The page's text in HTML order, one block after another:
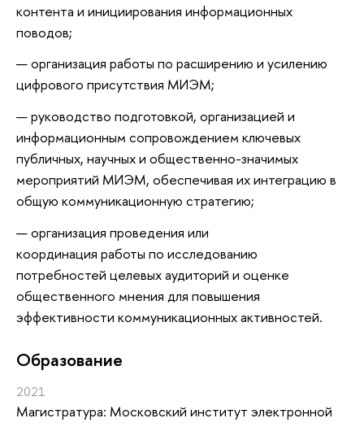
контента и инициирования информационных
поводов;
организация работы по расширению и усилению
цифрового присутствия МИЭМ;
руководство подготовкой, организацией и
информационным сопровождением ключевых
публичных, научных и общественно-значимых
мероприятий МИЭМ, обеспечивая их интеграцию в
общую коммуникационную стратегию;
организация проведения или
координация работы по исследованию
потребностей целевых аудиторий и оценке
общественного мнения для повышения
эффективности коммуникационных активностей.
Oбразование
2021
Магистратура: Московский институт электронной